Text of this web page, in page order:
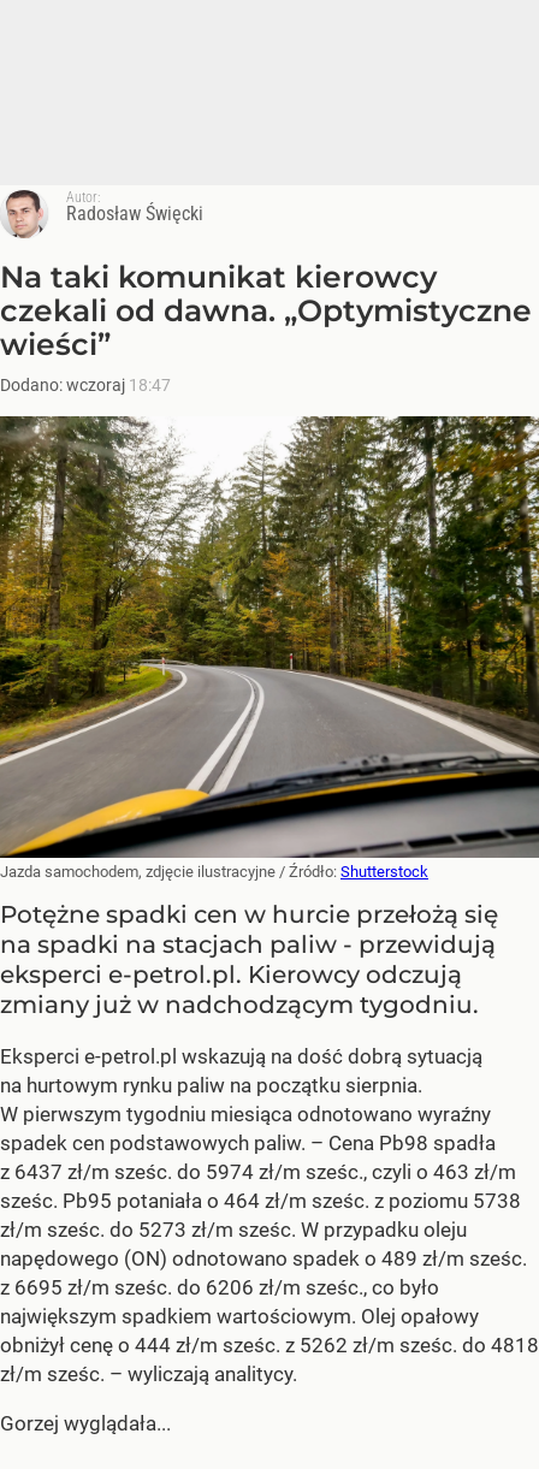
Autor:
Radosław Święcki
Na taki komunikat kierowcy
czekali od dawna. „Optymistyczne
wieści”
Dodano:wczoraj 18:47
Jazda samochodem, zdjęcie ilustracyjne / Źródło: Shutterstock
Potężne spadki cen w hurcie przełożą się
na spadki na stacjach paliw - przewidują
eksperci e-petrol.pl. Kierowcy odczują
zmiany już w nadchodzącym tygodniu.
Eksperci e-petrol.pl wskazują na dość dobrą sytuacją
na hurtowym rynku paliw na początku sierpnia.
W pierwszym tygodniu miesiąca odnotowano wyraźny
spadek cen podstawowych paliw. – Cena Pb98 spadła
z 6437 zł/m sześc. do 5974 zł/m sześc., czyli o 463 zł/m
sześc. Pb95 potaniała o 464 zł/m sześc. z poziomu 5738
zł/m sześc. do 5273 zł/m sześc. W przypadku oleju
napędowego (ON) odnotowano spadek o 489 zł/m sześc.
z 6695 zł/m sześc. do 6206 zł/m sześc., co było
największym spadkiem wartościowym. Olej opałowy
obniżył cenę o 444 zł/m sześc. z 5262 zł/m sześc. do 4818
zł/m sześc. – wyliczają analitycy.
Gorzej wyglądała...